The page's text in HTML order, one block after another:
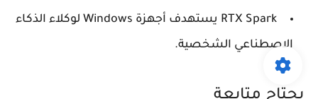
RTX Spark يستهدف أجهزة Windows لوكلاء الذكاء
الاصطناعي الشخصية.